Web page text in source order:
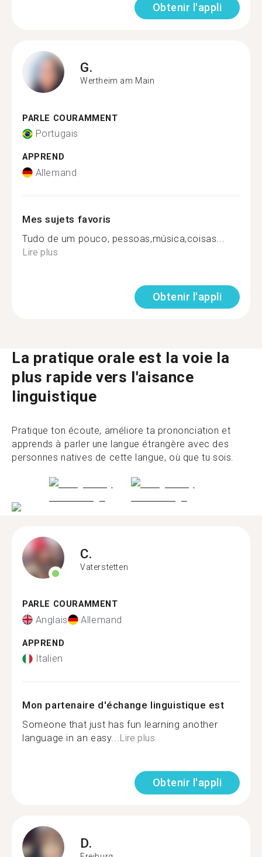
Obtenir l'appli
G.
Wertheim am Main
PARLE COURAMMENT
Portugais
APPREND
Allemand
Mes sujets favoris
Tudo de um pouco, pessoas,música,coisas...
Lire plus
Obtenir l'appli
La pratique orale est la voie la
plus rapide vers l'aisance
linguistique
Pratique ton écoute, améliore ta prononciation et
apprends à parler une langue étrangère avec des
personnes natives de cette langue, où que tu sois.
C.
Vaterstetten
PARLE COURAMMENT
Anglais Allemand
APPREND
Italien
Mon partenaire d'échange linguistique est
Someone that just has fun learning another
language in an easy...Lire plus
Obtenir l'appli
D.